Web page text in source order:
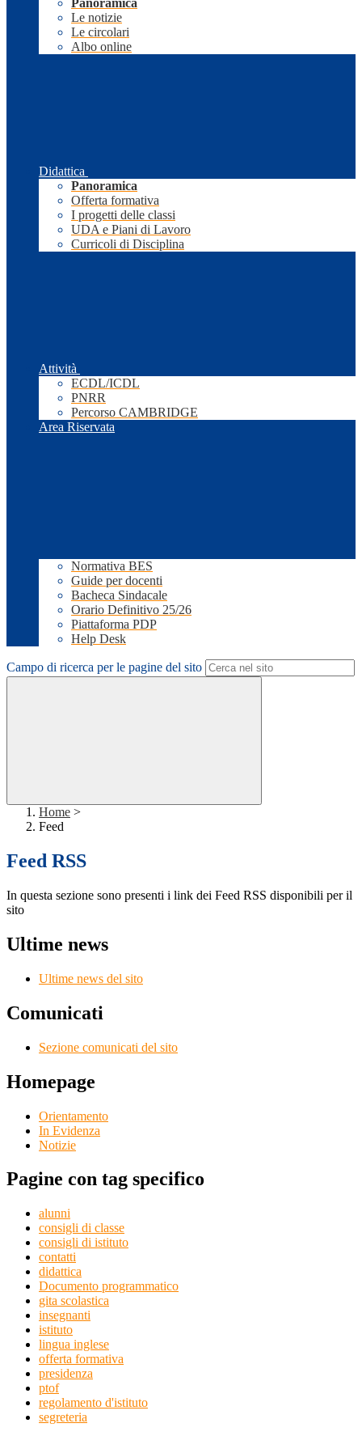
Panoramica
Le notizie
Le circolari
Albo online
Didattica
Panoramica
Offerta formativa
I progetti delle classi
UDA e Piani di Lavoro
Curricoli di Disciplina
Attività
ECDL/ICDL
PNRR
Percorso CAMBRIDGE
Area Riservata
Normativa BES
Guide per docenti
Bacheca Sindacale
Orario Definitivo 25/26
Piattaforma PDP
Help Desk
Campo di ricerca per le pagine del sito
Home >
Feed
Feed RSS
In questa sezione sono presenti i link dei Feed RSS disponibili per il
sito
Ultime news
Ultime news del sito
Comunicati
Sezione comunicati del sito
Homepage
Orientamento
In Evidenza
Notizie
Pagine con tag specifico
alunni
consigli di classe
consigli di istituto
contatti
didattica
Documento programmatico
gita scolastica
insegnanti
istituto
lingua inglese
offerta formativa
presidenza
ptof
regolamento d'istituto
segreteria